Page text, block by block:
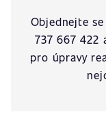
Objednejte
737 667 422
pro úpravy